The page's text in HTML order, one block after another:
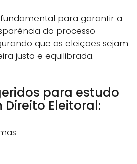
fundamental para garantir a
do processo
que as eleições sejam
justa e equilibrada.
para estudo
Direito Eleitoral: